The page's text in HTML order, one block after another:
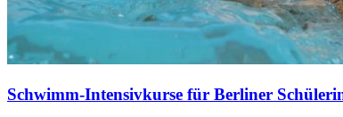
Schwimm-Intensivkurse für Berliner